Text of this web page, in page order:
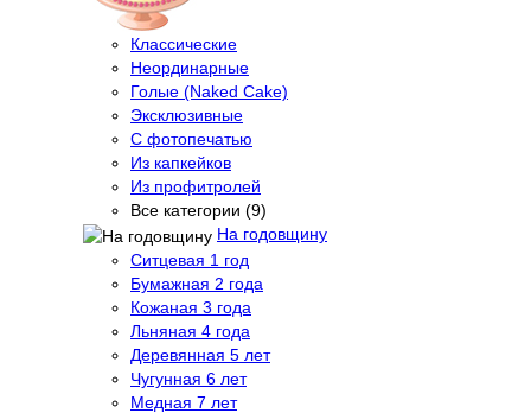
Классические
Неординарные
Голые (Naked Cake)
Эксклюзивные
С фотопечатью
Из капкейков
Из профитролей
Все категории (9)
На годовщину
Ситцевая 1 год
Бумажная 2 года
Кожаная 3 года
Льняная 4 года
Деревянная 5 лет
Чугунная 6 лет
Медная 7 лет